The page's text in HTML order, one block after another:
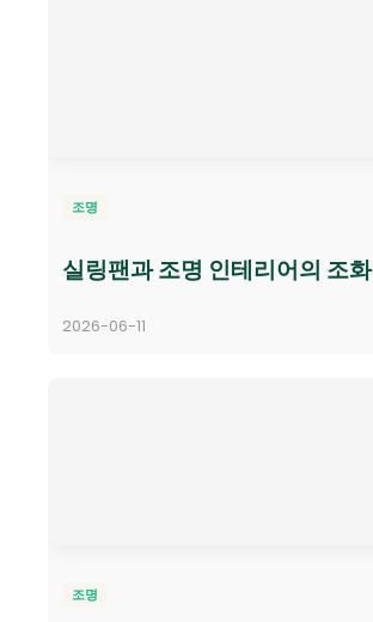
조명
실링팬과 조명 인테리어의 조화
2026-06-11
조명